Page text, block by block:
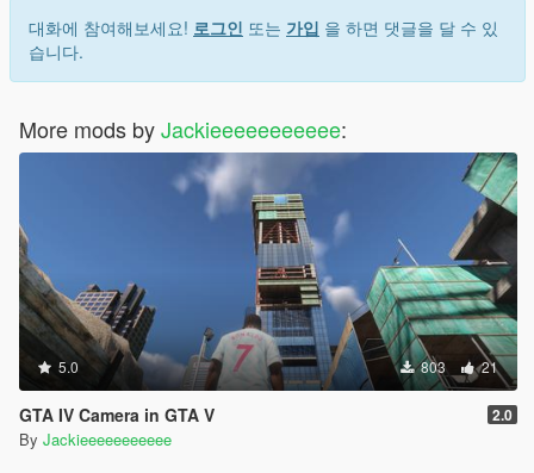
대화에 참여해보세요! 로그인 또는 가입 을 하면 댓글을 달 수 있
습니다.
More mods byJackieeeeeeeeeee:
5.0 803 21
GTA IV Camera in GTA V 2.0
By Jackieeeeeeeeeee